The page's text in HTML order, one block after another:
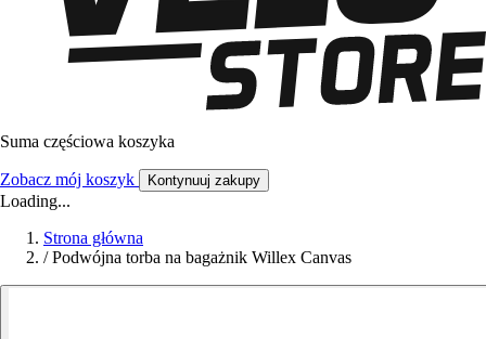
Suma częściowa koszyka
Zobacz mój koszyk Kontynuuj zakupy
Loading...
Strona główna
/ Podwójna torba na bagażnik Willex Canvas